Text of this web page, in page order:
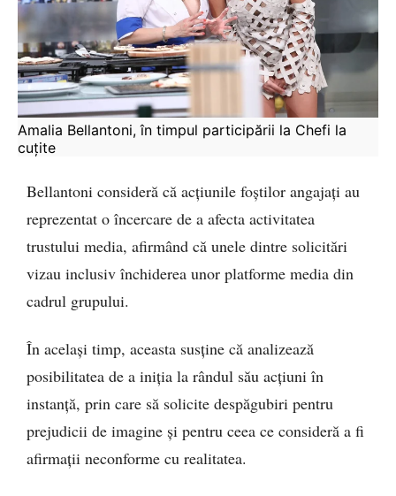
Amalia Bellantoni, în timpul participării la Chefi la
cuțite
Bellantoni consideră că acțiunile foștilor angajați au
reprezentat o încercare de a afecta activitatea
trustului media, afirmând că unele dintre solicitări
vizau inclusiv închiderea unor platforme media din
cadrul grupului.
În același timp, aceasta susține că analizează
posibilitatea de a iniția la rândul său acțiuni în
instanță, prin care să solicite despăgubiri pentru
prejudicii de imagine și pentru ceea ce consideră a fi
afirmații neconforme cu realitatea.